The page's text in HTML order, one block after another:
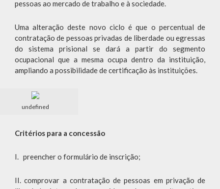
pessoas ao mercado de trabalho e à sociedade.
Uma alteração deste novo ciclo é que o percentual de
contratação de pessoas privadas de liberdade ou egressas
do sistema prisional se dará a partir do segmento
ocupacional que a mesma ocupa dentro da instituição,
ampliando a possibilidade de certificação às instituições.
undefined
Critérios para a concessão
I. preencher o formulário de inscrição;
II. comprovar a contratação de pessoas em privação de